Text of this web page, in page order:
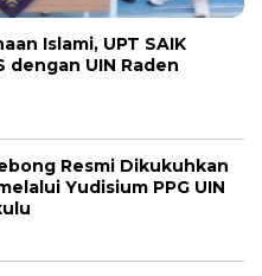
Islami, UPT SAIK
dengan UIN Raden
Resmi Dikukuhkan
Yudisium PPG UIN